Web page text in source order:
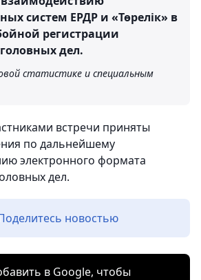
систем ЕРДР и «Төрелік» в
регистрации
дел.
статистике и специальным
встречи приняты
по дальнейшему
электронного формата
дел.
новостью
в Google, чтобы